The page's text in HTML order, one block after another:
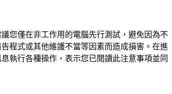
您僅在非工作用的電腦先行測試，避免因為不
程式或其他維護不當等因素而造成損害。在進
執行各種操作，表示您已閱讀此注意事項並同